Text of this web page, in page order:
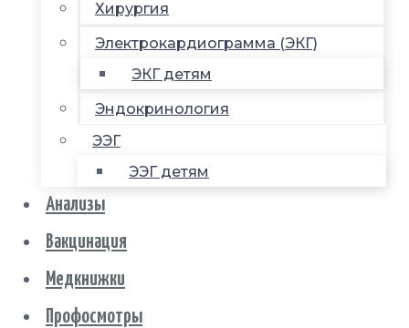
Хирургия
Электрокардиограмма (ЭКГ)
ЭКГ детям
Эндокринология
ЭЭГ
ЭЭГ детям
Анализы
Вакцинация
Медкнижки
Профосмотры